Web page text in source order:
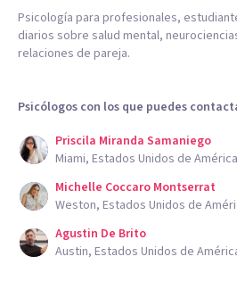
Psicología para profesionales,
diarios sobre salud mental,
relaciones de pareja.
Psicólogos con los que puedes
Priscila Miranda Samaniego
Miami, Estados Unidos de América
Michelle Coccaro Montserrat
Weston, Estados Unidos de
Agustin De Brito
Austin, Estados Unidos de